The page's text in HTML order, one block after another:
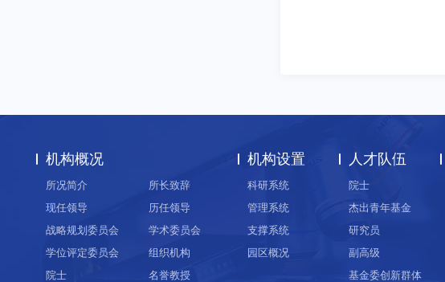
机构概况
所况简介
所长致辞
现任领导
历任领导
战略规划委员会
学术委员会
学位评定委员会
组织机构
院士
名誉教授
机构设置
科研系统
管理系统
支撑系统
园区概况
人才队伍
院士
杰出青年基金
研究员
副高级
基金委创新群体